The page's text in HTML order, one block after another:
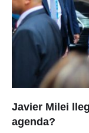
Javier Milei
agenda?